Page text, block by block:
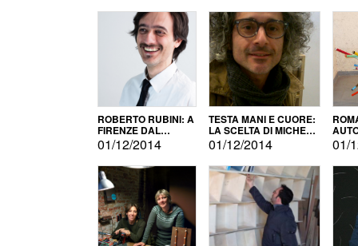
ROBERTO RUBINI: A
FIRENZE DAL
PRODOTTO ALLA
PROMOZIONE
01/12/2014
TESTA MANI E CUORE:
LA SCELTA DI MICHELE
BARBERIO
01/12/2014 01/